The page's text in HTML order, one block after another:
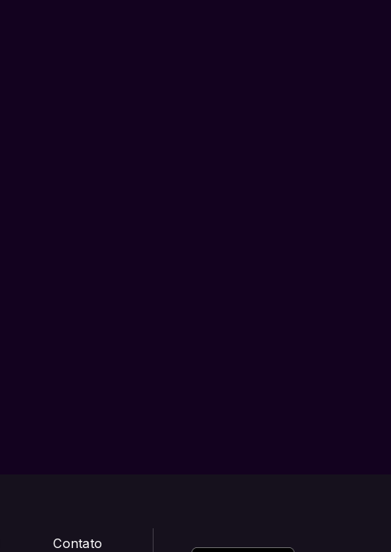
Contato